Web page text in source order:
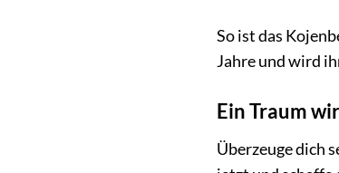
So ist das
Jahre und wird
Ein Traum
Überzeuge dich